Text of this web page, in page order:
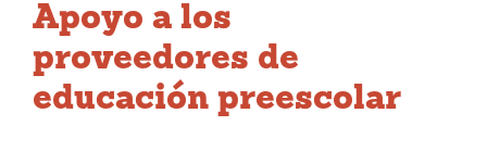
Apoyo a los
proveedores de
educación preescolar